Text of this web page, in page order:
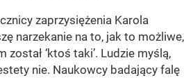
zaprzysiężenia Karola
narzekanie na to, jak to możliwe,
‘ktoś taki’. Ludzie myślą,
nie. Naukowcy badający falę